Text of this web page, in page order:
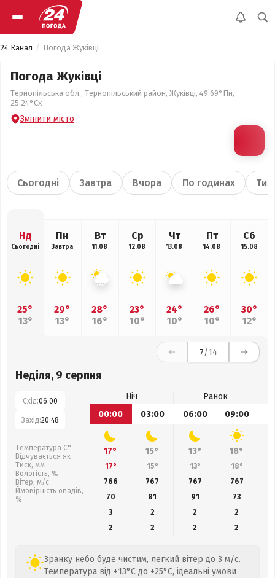
24 Канал Погода Жуківці
Погода Жуківці
Тернопільська обл., Тернопільський район, Жуківці, 49.69°Пн,
25.24°Сх
Змінити місто
Сьогодні Завтра Вчора По годинах
Нд
Сьогодні
25°
13°
Пн
Завтра
29°
13°
Вт
11.08
28°
16°
Ср
12.08
23°
10°
Чт
13.08
24°
10°
Пт
14.08
26°
10°
Сб
15.08
30°
12°
7/14
Неділя, 9 серпня
Схід:06:00
Захід:20:48
Температура С°
Відчувається як
Тиск, мм
Вологість, %
Вітер, м/с
Ймовірність опадів,
%
Ніч
Ранок
00:00
03:00 06:00 09:00
17° 15° 13° 18°
17° 15° 13° 18°
766
767 767 767
70
81 91
73
3
2 2
2
2
2 2 2
Зранку небо буде чистим, легкий вітер до 3 м/с.
Температура від +13°C до +25°C, ідеальні умови